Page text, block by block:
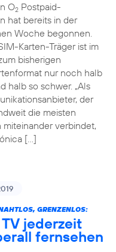
O2Postpaid-
hat bereits in der
Woche begonnen.
Karten-Träger ist im
bisherigen
nur noch halb
halb so schwer. „Als
der
die meisten
verbindet,
[…]
GRENZENLOS:
TV jederzeit
fernsehen